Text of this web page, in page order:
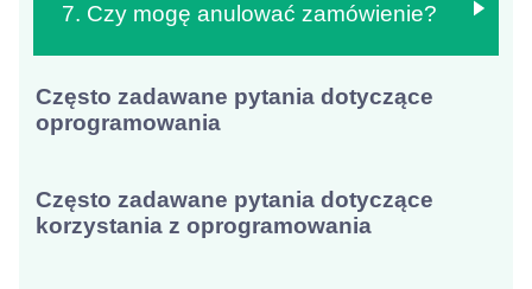
7. Czy mogę anulować zamówienie?
Często zadawane pytania dotyczące
oprogramowania
Często zadawane pytania dotyczące
korzystania z oprogramowania